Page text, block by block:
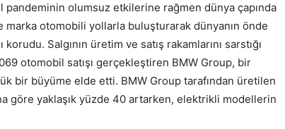
pandeminin olumsuz etkilerine rağmen dünya çapında
marka otomobili yollarla buluşturarak dünyanın önde
Salgının üretim ve satış rakamlarını sarstığı
otomobil satışı gerçekleştiren BMW Group, bir
bir büyüme elde etti. BMW Group tarafından üretilen
göre yaklaşık yüzde 40 artarken, elektrikli modellerin